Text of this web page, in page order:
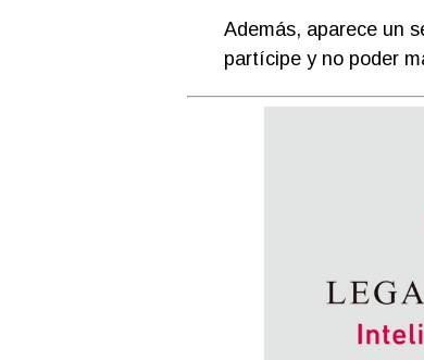
Además, aparece un
partícipe y no poder